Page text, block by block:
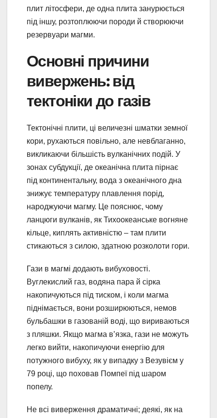
плит літосфери, де одна плита занурюється
під іншу, розтоплюючи породи й створюючи
резервуари магми.
Основні причини
вивержень: від
тектоніки до газів
Тектонічні плити, ці величезні шматки земної
кори, рухаються повільно, але невблаганно,
викликаючи більшість вулканічних подій. У
зонах субдукції, де океанічна плита пірнає
під континентальну, вода з океанічного дна
знижує температуру плавлення порід,
народжуючи магму. Це пояснює, чому
ланцюги вулканів, як Тихоокеанське вогняне
кільце, киплять активністю – там плити
стикаються з силою, здатною розколоти гори.
Гази в магмі додають вибуховості.
Вуглекислий газ, водяна пара й сірка
накопичуються під тиском, і коли магма
піднімається, вони розширюються, немов
бульбашки в газованій воді, що вириваються
з пляшки. Якщо магма в’язка, гази не можуть
легко вийти, накопичуючи енергію для
потужного вибуху, як у випадку з Везувієм у
79 році, що поховав Помпеї під шаром
попелу.
Не всі виверження драматичні; деякі, як на